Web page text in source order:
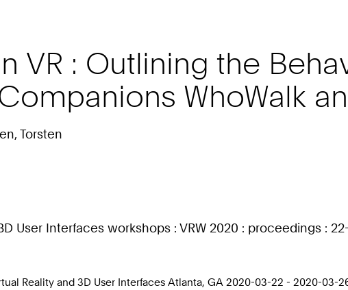
VR : Outlining the
WhoWalk
Torsten
User Interfaces workshops : VRW 2020 : proceedings :
Reality and 3D User Interfaces Atlanta, GA 2020-03-22 - 2020-03-